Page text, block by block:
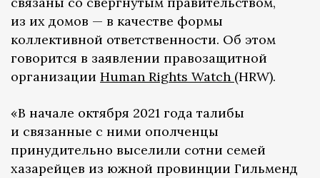
из их домов — в качестве формы
коллективной ответственности. Об этом
говорится в заявлении правозащитной
организации Human Rights Watch (HRW).
«В начале октября 2021 года талибы
и связанные с ними ополченцы
принудительно выселили сотни семей
хазарейцев из южной провинции Гильменд